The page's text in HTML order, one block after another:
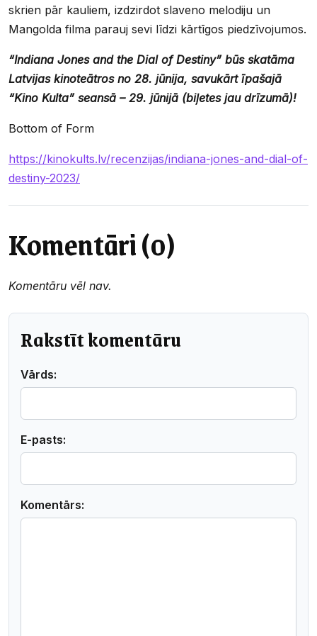
skrien pār kauliem, izdzirdot slaveno melodiju un
Mangolda filma parauj sevi līdzi kārtīgos piedzīvojumos.
“Indiana Jones and the Dial of Destiny” būs skatāma
Latvijas kinoteātros no 28. jūnija, savukārt īpašajā
“Kino Kulta” seansā – 29. jūnijā (biļetes jau drīzumā)!
Bottom of Form
https://kinokults.lv/recenzijas/indiana-jones-and-dial-of-
destiny-2023/
Komentāri (0)
Komentāru vēl nav.
Rakstīt komentāru
Vārds:
E-pasts:
Komentārs: